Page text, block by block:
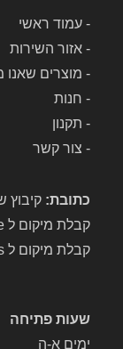
-עמוד ראשי
-אזור השירות
- מוצרים שאנו
- חנות
- תקנון
- צור קשר
כתובת: קיבוץ
קבלת מיקום ל Waze
קבלת מיקום ל Google Maps
שעות פתיחה
ימים א-ה